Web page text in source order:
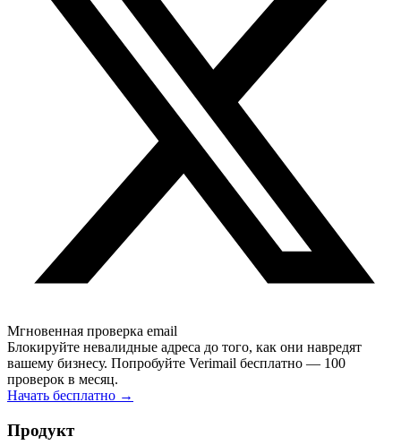
Мгновенная проверка email
Блокируйте невалидные адреса до того, как они навредят
вашему бизнесу. Попробуйте Verimail бесплатно — 100
проверок в месяц.
Начать бесплатно →
Продукт